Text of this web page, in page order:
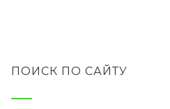
ПОИСК ПО САЙТУ